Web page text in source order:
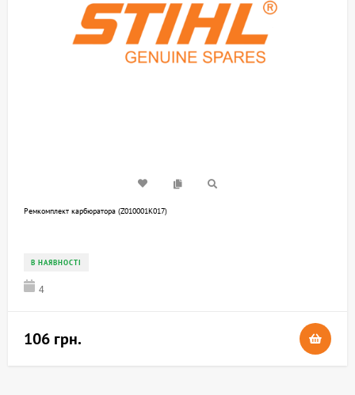
Ремкомплект карбюратора (Z010001K017)
В НАЯВНОСТІ
4
106 грн.